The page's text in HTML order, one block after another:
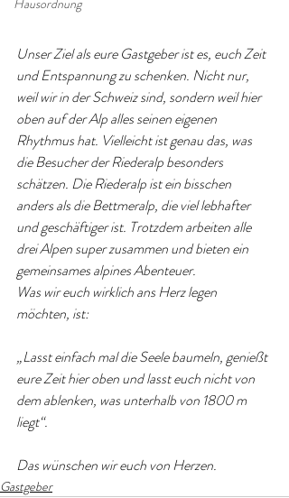
Hausordnung
Unser Ziel als eure Gastgeber ist es, euch Zeit
und Entspannung zu schenken. Nicht nur,
weil wir in der Schweiz sind, sondern weil hier
oben auf der Alp alles seinen eigenen
Rhythmus hat. Vielleicht ist genau das, was
die Besucher der Riederalp besonders
schätzen. Die Riederalp ist ein bisschen
anders als die Bettmeralp, die viel lebhafter
und geschäftiger ist. Trotzdem arbeiten alle
drei Alpen super zusammen und bieten ein
gemeinsames alpines Abenteuer.
Was wir euch wirklich ans Herz legen
möchten, ist:
„Lasst einfach mal die Seele baumeln, genießt
eure Zeit hier oben und lasst euch nicht von
dem ablenken, was unterhalb von 1800 m
liegt“.
Das wünschen wir euch von Herzen.
Gastgeber